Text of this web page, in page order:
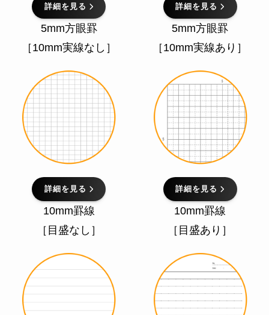
詳細を見る 詳細を見る
5mm方眼罫
［10mm実線なし］
詳細を見る
5mm方眼罫
［10mm実線あり］
詳細を見る
10mm罫線
［目盛なし］
10mm罫線
［目盛あり］